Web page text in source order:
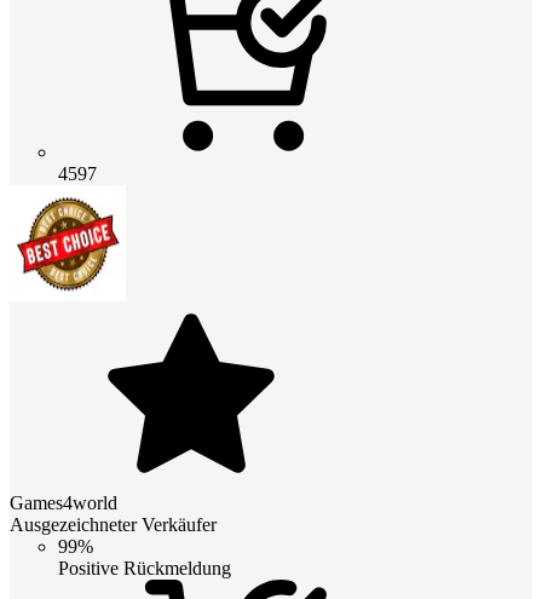
4597
Games4world
Ausgezeichneter Verkäufer
99%
Positive Rückmeldung